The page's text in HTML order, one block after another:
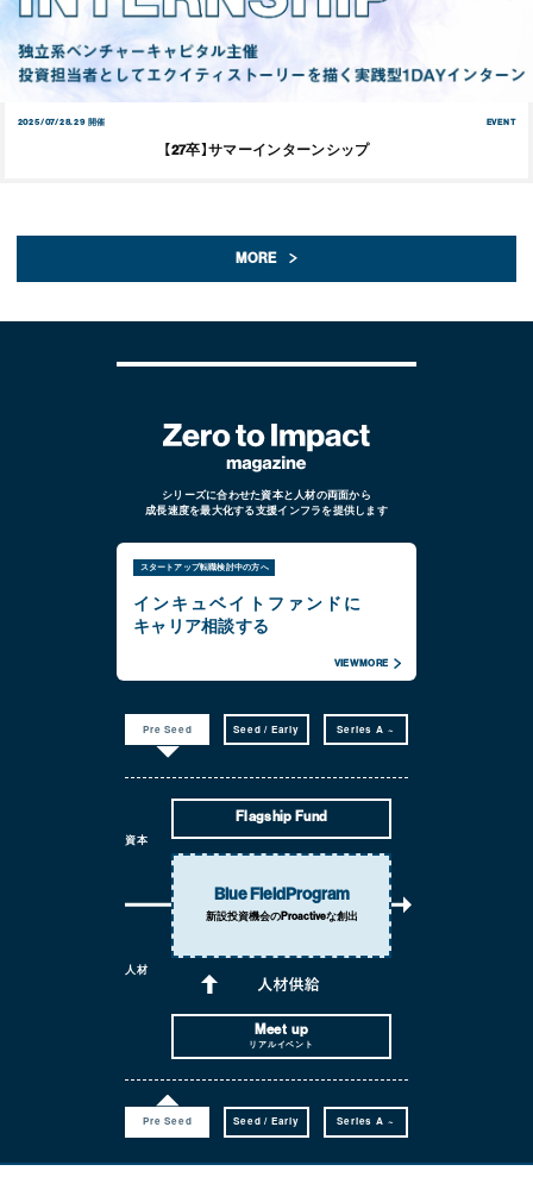
2025/07/28.29 開催 EVENT
【27卒】サマーインターンシップ
MORE
シリーズに合わせた資本と人材の両面から
成長速度を最大化する支援インフラを提供します
スタートアップ転職検討中の方へ
インキュベイトファンドに
キャリア相談する
VIEW MORE
資本
人材
Pre Seed Seed / Early Series A ~
Flagship Fund
Blue FieldProgram
新設投資機会のProactiveな創出
Meet up
リアルイベント
Pre Seed Seed / Early Series A ~